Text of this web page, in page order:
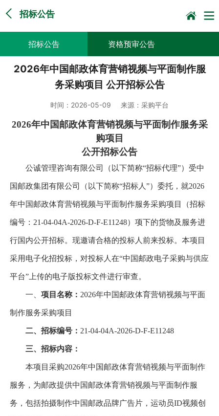
招标公告
招标公告 资格预审公告
谈判采购公告 询比采购公告
直接采购采前公示 采购征求意见公告
2026年中国邮政体育营销视频与平面制作服
务采购项目 公开招标公告
时间： 2026-05-09 来源： 采购平台
2026年中国邮政体育营销视频与平面制作服务采
购项目
公开招标公告
公诚管理咨询有限公司（以下简称“招标代理”）受中
国邮政集团有限公司（以下简称“招标人”）委托，就2026
年中国邮政体育营销视频与平面制作服务采购项目（招标
编号：21-04-04A-2026-D-F-E11248）项下的货物及服务进
行国内公开招标。现邀请合格的投标人前来投标。本项目
采用电子化招投标，对投标人在“中国邮政电子采购与供应
平台”上传的电子版投标文件进行审查。
一、 项目名称： 2026年中国邮政体育营销视频与平面
制作服务采购项目
二、 招标编号： 21-04-04A-2026-D-F-E11248
三、招标内容：
本项目采购2026年中国邮政体育营销视频与平面制作
服务，为邮政提供中国邮政体育营销视频与平面制作服
务，包括拍摄制作中国邮政品牌广告片，运动员ID视频创